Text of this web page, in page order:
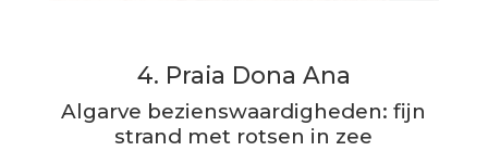
4. Praia Dona Ana
Algarve bezienswaardigheden: fijn
strand met rotsen in zee